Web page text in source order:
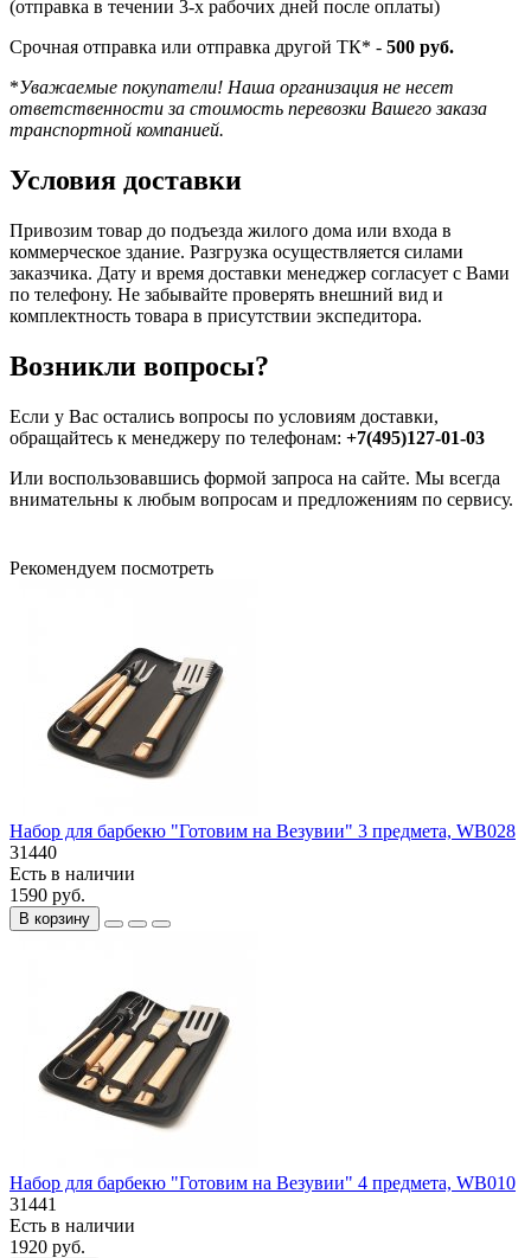
(отправка в течении 3-х рабочих дней после оплаты)
Срочная отправка или отправка другой ТК* - 500 руб.
*Уважаемые покупатели! Наша организация не несет
ответственности за стоимость перевозки Вашего заказа
транспортной компанией.
Условия доставки
Привозим товар до подъезда жилого дома или входа в
коммерческое здание. Разгрузка осуществляется силами
заказчика. Дату и время доставки менеджер согласует с Вами
по телефону. Не забывайте проверять внешний вид и
комплектность товара в присутствии экспедитора.
Возникли вопросы?
Если у Вас остались вопросы по условиям доставки,
обращайтесь к менеджеру по телефонам: +7(495)127-01-03
Или воспользовавшись формой запроса на сайте. Мы всегда
внимательны к любым вопросам и предложениям по сервису.
Рекомендуем посмотреть
Набор для барбекю "Готовим на Везувии" 3 предмета, WB028
31440
Есть в наличии
1590 руб.
В корзину
Набор для барбекю "Готовим на Везувии" 4 предмета, WB010
31441
Есть в наличии
1920 руб.